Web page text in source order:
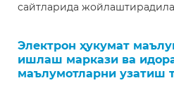
сайтларида
Электрон ҳукумат
ишлаш маркази ва
маълумотларни узатиш